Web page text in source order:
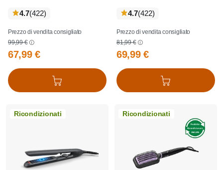
4.7(422recensioni
)
Prezzo di vendita consigliato
99,99 €
67,99 €
Aggiungi al carrello
4.7(422recensioni
)
Prezzo di vendita consigliato
81,99 €
69,99 €
Aggiungi al carrello
Ricondizionati Ricondizionati